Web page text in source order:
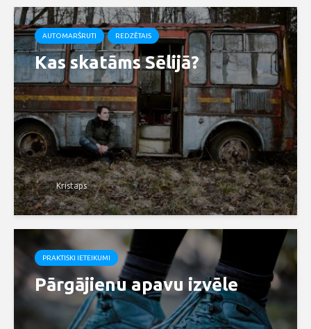
AUTOMARŠRUTI REDZĒTAIS
Kas skatāms Sēlijā?
Kristaps
PRAKTISKI IETEIKUMI
Pārgājienu apavu izvēle